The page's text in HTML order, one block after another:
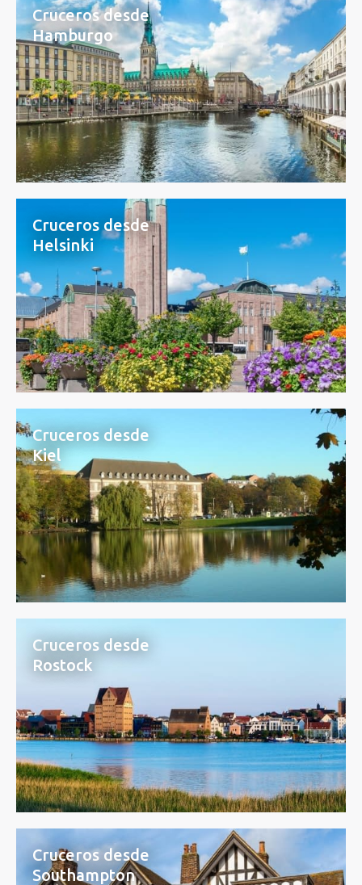
Cruceros desde
Hamburgo
Cruceros desde
Helsinki
Cruceros desde
Kiel
Cruceros desde
Rostock
Cruceros desde
Southampton